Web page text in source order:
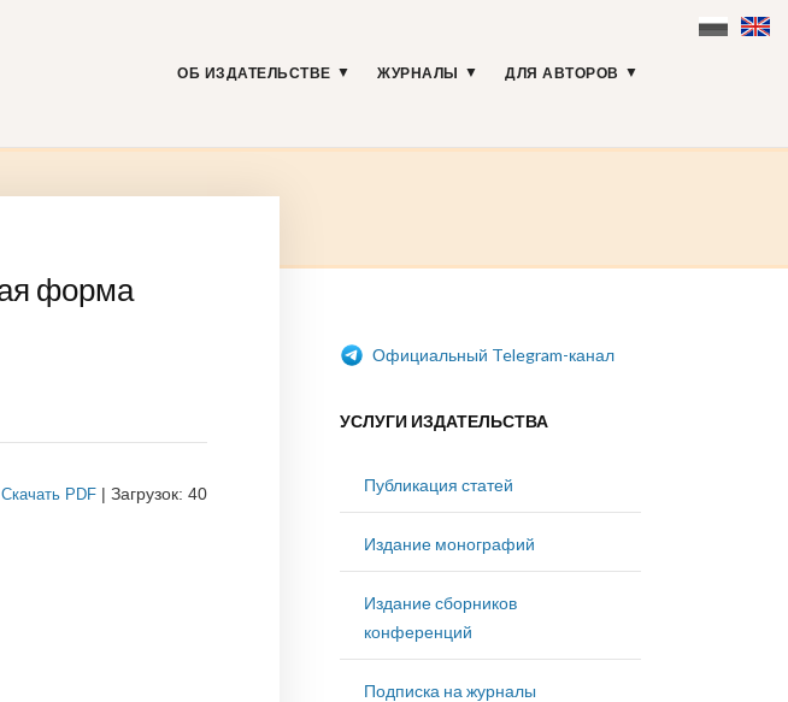
ОБ ИЗДАТЕЛЬСТВЕ ЖУРНАЛЫ ДЛЯ АВТОРОВ
форма
Скачать PDF | Загрузок: 40
Официальный Telegram-канал
УСЛУГИ ИЗДАТЕЛЬСТВА
Публикация статей
Издание монографий
Издание сборников
конференций
Подписка на журналы